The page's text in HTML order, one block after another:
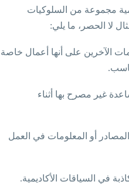
مجموعة من السلوكيات
لا الحصر، ما يلي:
الآخرين على أنها أعمال خاصة
.
غير مصرح بها أثناء
أو المعلومات في العمل
في السياقات الأكاديمية.